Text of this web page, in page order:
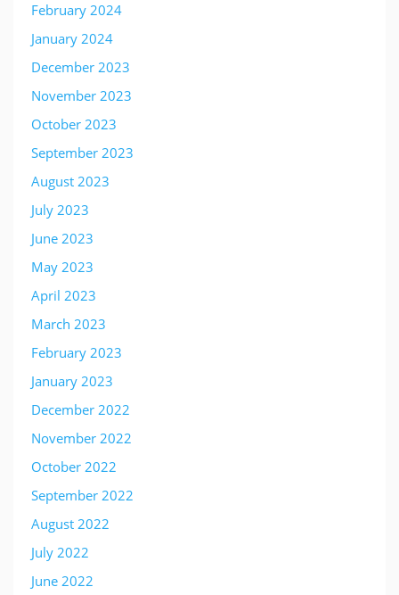
February 2024
January 2024
December 2023
November 2023
October 2023
September 2023
August 2023
July 2023
June 2023
May 2023
April 2023
March 2023
February 2023
January 2023
December 2022
November 2022
October 2022
September 2022
August 2022
July 2022
June 2022